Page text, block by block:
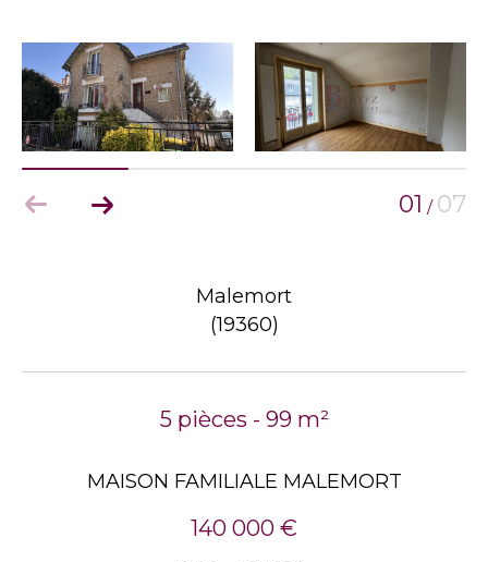
01 / 07
Malemort
(19360)
5 pièces - 99 m²
MAISON FAMILIALE MALEMORT
140 000 €